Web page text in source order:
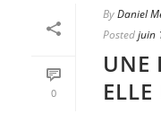
0
ByDaniel
Postedjuin
UNE